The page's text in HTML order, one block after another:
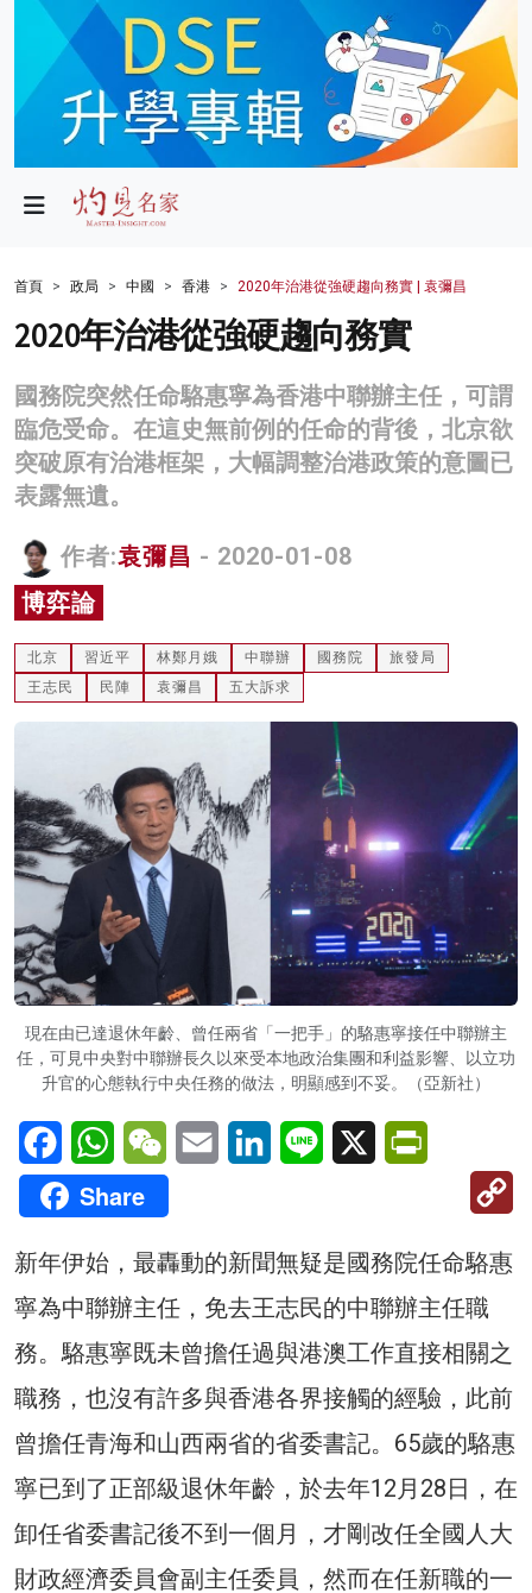
政局
財經
生活
商業
科技
名家榜
灼見活動
關於我們
首頁 政局 中國 香港 2020年治港從強硬趨向務實 | 袁彌昌
2020年治港從強硬趨向務實
國務院突然任命駱惠寧為香港中聯辦主任，可謂
臨危受命。在這史無前例的任命的背後，北京欲
突破原有治港框架，大幅調整治港政策的意圖已
表露無遺。
作者:袁彌昌 - 2020-01-08
博弈論
北京 習近平 林鄭月娥 中聯辦 國務院
旅發局
王志民
民陣 袁彌昌 五大訴求
現在由已達退休年齡、曾任兩省「一把手」的駱惠寧接任中聯辦主
任，可見中央對中聯辦長久以來受本地政治集團和利益影響、以立功
升官的心態執行中央任務的做法，明顯感到不妥。（亞新社）
FacebookWhatsAppWeChatEmail LinkedInLine X
Share
新年伊始，最轟動的新聞無疑是國務院任命駱惠
寧為中聯辦主任，免去王志民的中聯辦主任職
務。駱惠寧既未曾擔任過與港澳工作直接相關之
職務，也沒有許多與香港各界接觸的經驗，此前
曾擔任青海和山西兩省的省委書記。65歲的駱惠
寧已到了正部級退休年齡，於去年12月28日，在
卸任省委書記後不到一個月，才剛改任全國人大
財政經濟委員會副主任委員，然而在任新職的一